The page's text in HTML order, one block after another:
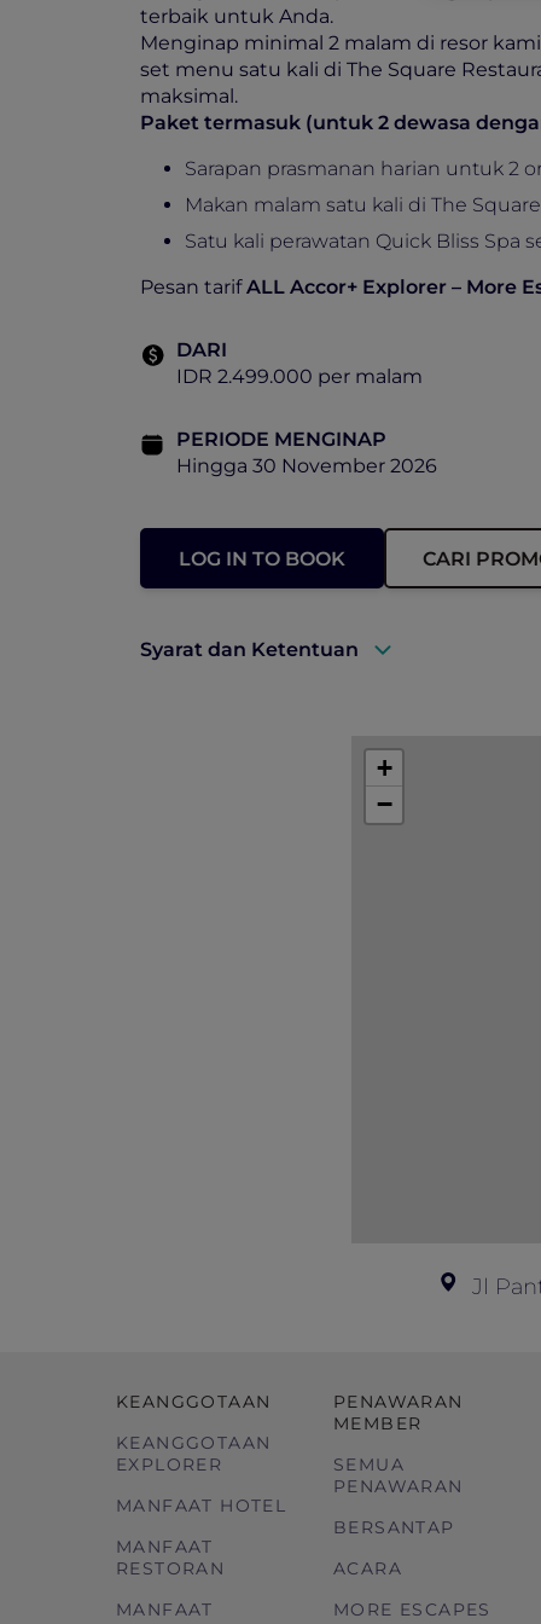
terbaik untuk Anda.
Menginap minimal 2 malam di resor
set menu satu kali di The Square
maksimal.
Paket termasuk (untuk 2 dewasa
Sarapan prasmanan harian untuk 2
Makan malam satu kali di The
Satu kali perawatan Quick Bliss Spa
Pesan tarifALL Accor+ Explorer – More
DARI
IDR 2.499.000 per malam
PERIODE MENGINAP
Hingga 30 November 2026
LOG IN TO BOOK CARI
Syarat dan Ketentuan
Akomodasi harus dibayar penuh di
Pembatalan atau perubahan tidak
Penawaran berlaku sepanjang
+
−
Jl
KEANGGOTAAN
KEANGGOTAAN
EXPLORER
MANFAAT HOTEL
MANFAAT
RESTORAN
MANFAAT
PENAWARAN
MEMBER
SEMUA
PENAWARAN
BERSANTAP
ACARA
MORE ESCAPES